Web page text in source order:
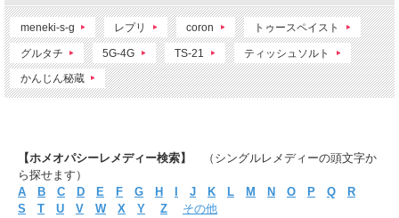
meneki-s-g レプリ coron トゥースペイスト
グルタチ 5G-4G TS-21 ティッシュソルト
かんじん秘蔵
【ホメオパシーレメディー検索】
（シングルレメディーの頭文字か
ら探せます）
A
B C D E F G H J K L M N O P Q
R
S
T U V W X Y Z
その他